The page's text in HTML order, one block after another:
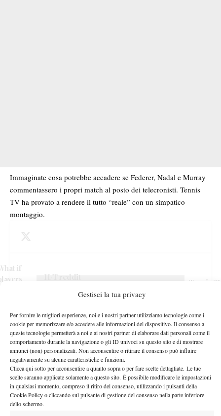
Gestisci la tua privacy
Per fornire le migliori esperienze, noi e i nostri partner utilizziamo tecnologie come i
cookie per memorizzare e/o accedere alle informazioni del dispositivo. Il consenso a
queste tecnologie permetterà a noi e ai nostri partner di elaborare dati personali come il
comportamento durante la navigazione o gli ID univoci su questo sito e di mostrare
annunci (non) personalizzati. Non acconsentire o ritirare il consenso può influire
negativamente su alcune caratteristiche e funzioni.
Clicca qui sotto per acconsentire a quanto sopra o per fare scelte dettagliate. Le tue
scelte saranno applicate solamente a questo sito. È possibile modificare le impostazioni
in qualsiasi momento, compreso il ritiro del consenso, utilizzando i pulsanti della
Cookie Policy o cliccando sul pulsante di gestione del consenso nella parte inferiore
dello schermo.
Immaginate cosa potrebbe accadere se Federer, Nadal e Murray
commentassero i propri match al posto dei telecronisti. Tennis
TV ha provato a rendere il tutto “reale” con un simpatico
montaggio.
if
H/T reddit
u/reddoricalpic.twitter.com/3WV7zltcBN
— Tennis
Cookie Policy
Accetto
TAGGED: